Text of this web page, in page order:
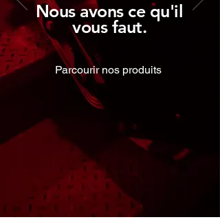
Nous avons ce qu'il
vous faut.
Parcourir nos produits